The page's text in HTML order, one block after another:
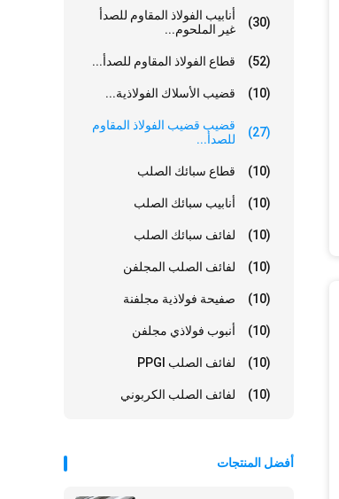
أنابيب الفولاذ المقاوم للصدأ
غير الملحوم...
(30)
قطاع الفولاذ المقاوم للصدأ... (52)
قضيب الأسلاك الفولاذية... (10)
قضيب قضيب الفولاذ المقاوم
للصدأ...
(27)
قطاع سبائك الصلب (10)
أنابيب سبائك الصلب (10)
لفائف سبائك الصلب (10)
لفائف الصلب المجلفن (10)
صفيحة فولاذية مجلفنة (10)
أنبوب فولاذي مجلفن (10)
لفائف الصلب PPGI (10)
لفائف الصلب الكربوني (10)
أفضل المنتجات